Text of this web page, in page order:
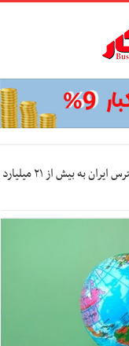
افزایش ذخایر ارزی در دسترس ایران به بیش از ۲۱ میلیارد